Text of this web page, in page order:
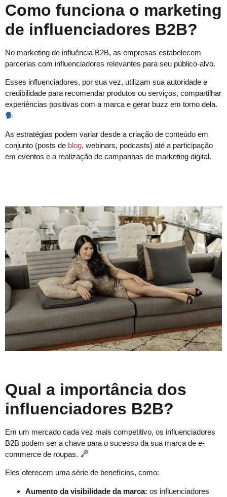
Como funciona o marketing
de influenciadores B2B?
No marketing de influência B2B, as empresas estabelecem
parcerias com influenciadores relevantes para seu público-alvo.
Esses influenciadores, por sua vez, utilizam sua autoridade e
credibilidade para recomendar produtos ou serviços, compartilhar
experiências positivas com a marca e gerar buzz em torno dela.
As estratégias podem variar desde a criação de conteúdo em
conjunto (posts de blog, webinars, podcasts) até a participação
em eventos e a realização de campanhas de marketing digital.
Qual a importância dos
influenciadores B2B?
Em um mercado cada vez mais competitivo, os influenciadores
B2B podem ser a chave para o sucesso da sua marca de e-
commerce de roupas.
Eles oferecem uma série de benefícios, como:
Aumento da visibilidade da marca: os influenciadores